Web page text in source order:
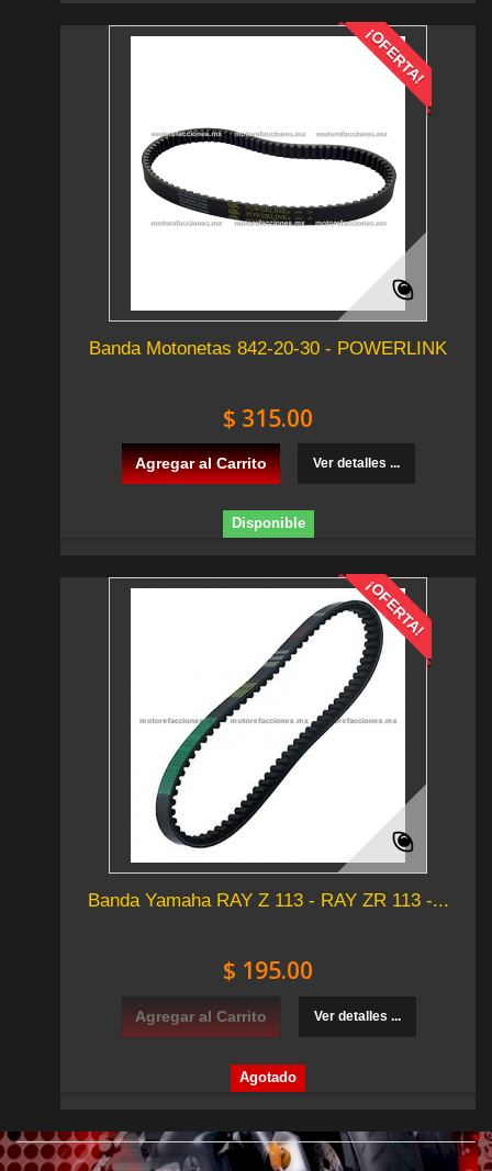
¡OFERTA!
Banda Motonetas 842-20-30 - POWERLINK
$ 315.00
Agregar al Carrito Ver detalles ...
Disponible
¡OFERTA!
Banda Yamaha RAY Z 113 - RAY ZR 113 -...
$ 195.00
Agregar al Carrito Ver detalles ...
Agotado